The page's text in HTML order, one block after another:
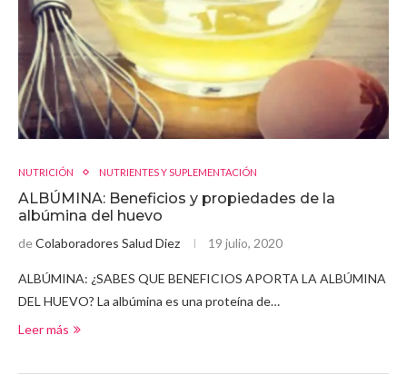
NUTRICIÓN NUTRIENTES Y SUPLEMENTACIÓN
ALBÚMINA: Beneficios y propiedades de la
albúmina del huevo
deColaboradores Salud Diez 19 julio, 2020
ALBÚMINA: ¿SABES QUE BENEFICIOS APORTA LA ALBÚMINA
DEL HUEVO? La albúmina es una proteína de…
Leer más